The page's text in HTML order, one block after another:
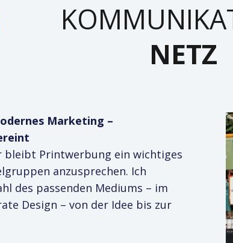
NETZ
Marketing –
bleibt Printwerbung ein wichtiges
anzusprechen. Ich
des passenden Mediums – im
Design – von der Idee bis zur